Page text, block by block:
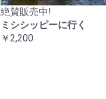
絶賛販売中!
ミシシッピーに行く
￥2,200